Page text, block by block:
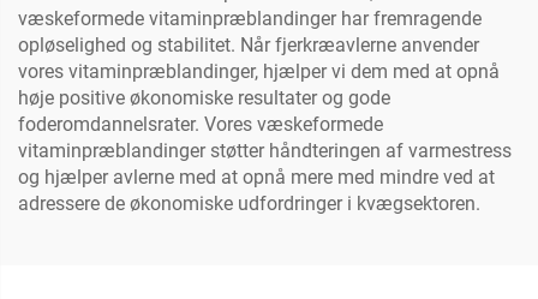
væskeformede vitaminpræblandinger har fremragende
opløselighed og stabilitet. Når fjerkræavlerne anvender
vores vitaminpræblandinger, hjælper vi dem med at opnå
høje positive økonomiske resultater og gode
foderomdannelsrater. Vores væskeformede
vitaminpræblandinger støtter håndteringen af varmestress
og hjælper avlerne med at opnå mere med mindre ved at
adressere de økonomiske udfordringer i kvægsektoren.